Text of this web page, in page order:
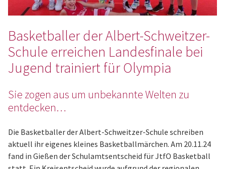
Basketballer der Albert-Schweitzer-
Schule erreichen Landesfinale bei
Jugend trainiert für Olympia
Sie zogen aus um unbekannte Welten zu
entdecken…
Die Basketballer der Albert-Schweitzer-Schule schreiben
aktuell ihr eigenes kleines Basketballmärchen. Am 20.11.24
fand in Gießen der Schulamtsentscheid für JtfO Basketball